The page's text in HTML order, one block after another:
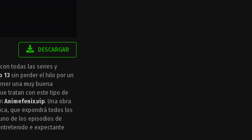
DESCARGAR
todas las series y
13 sin perder el hilo por un
una muy buena
tratan con este tipo de
Animefenix.vip. Una obra
que expondrá todos los
de los episodios de
e expectante